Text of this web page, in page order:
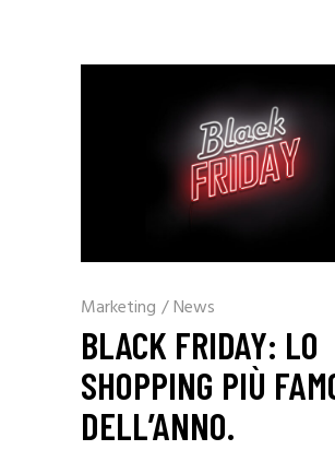
Marketing /News
BLACK FRIDAY: LO
SHOPPING PIÙ
DELL’ANNO.